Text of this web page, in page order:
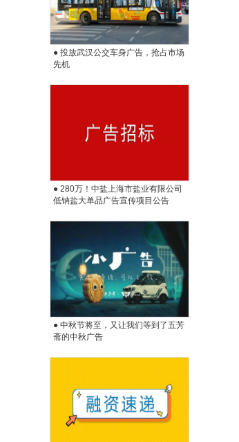
● 投放武汉公交车身广告，抢占市场
先机
● 280万！中盐上海市盐业有限公司
低钠盐大单品广告宣传项目公告
● 中秋节将至，又让我们等到了五芳
斋的中秋广告